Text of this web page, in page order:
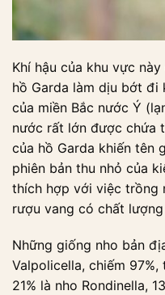
Khí hậu của khu vực
hồ Garda làm dịu bớt đi
của miền Bắc nước Ý
nước rất lớn được chứa
của hồ Garda khiến tên
phiên bản thu nhỏ của
thích hợp với việc trồng
rượu vang có chất
Những giống nho bản
Valpolicella, chiếm
21% là nho Rondinella,